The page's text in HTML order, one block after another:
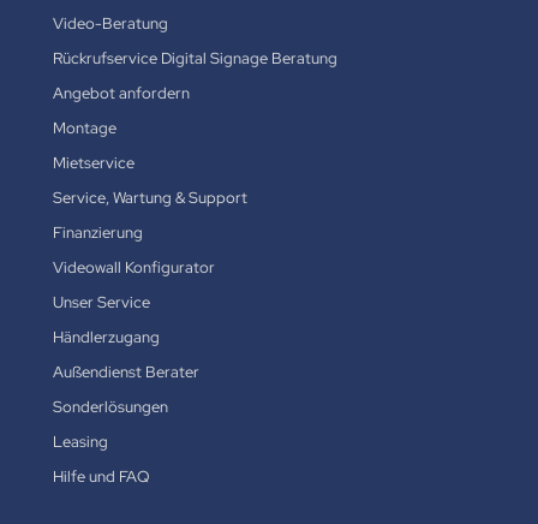
Video-Beratung
Rückrufservice Digital Signage Beratung
Angebot anfordern
Montage
Mietservice
Service, Wartung & Support
Finanzierung
Videowall Konfigurator
Unser Service
Händlerzugang
Außendienst Berater
Sonderlösungen
Leasing
Hilfe und FAQ